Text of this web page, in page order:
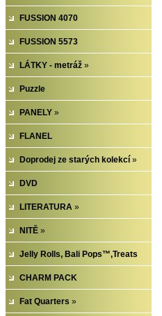
FUSSION 4070
FUSSION 5573
LÁTKY - metráž »
Puzzle
PANELY »
FLANEL
Doprodej ze starých kolekcí »
DVD
LITERATURA »
NITĚ »
Jelly Rolls, Bali Pops™,Treats
CHARM PACK
Fat Quarters »